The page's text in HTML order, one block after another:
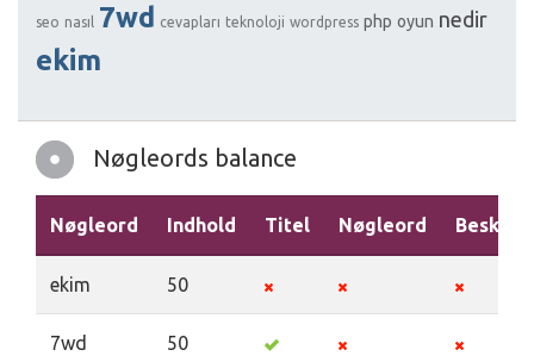
seo nasıl 7wd cevapları teknoloji wordpress php oyun nedir
ekim
Nøgleords balance
Nøgleord Indhold Titel Nøgleord
ekim 50
7wd 50